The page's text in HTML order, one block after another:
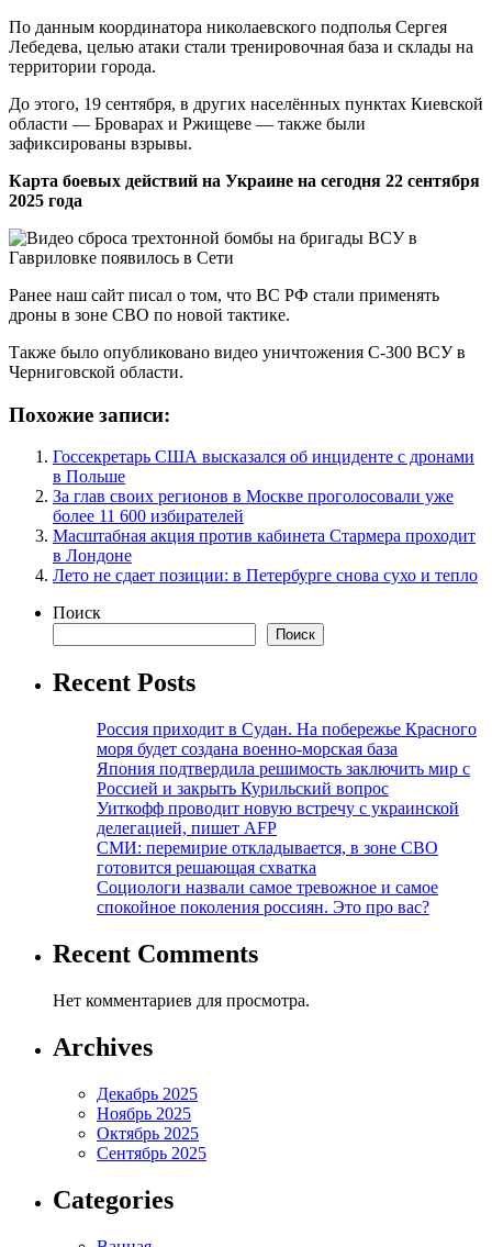
По данным координатора николаевского подполья Сергея
Лебедева, целью атаки стали тренировочная база и склады на
территории города.
До этого, 19 сентября, в других населённых пунктах Киевской
области — Броварах и Ржищеве — также были
зафиксированы взрывы.
Карта боевых действий на Украине на сегодня 22 сентября
2025 года
Ранее наш сайт писал о том, что ВС РФ стали применять
дроны в зоне СВО по новой тактике.
Также было опубликовано видео уничтожения С-300 ВСУ в
Черниговской области.
Похожие записи:
Госсекретарь США высказался об инциденте с дронами
в Польше
За глав своих регионов в Москве проголосовали уже
более 11 600 избирателей
Масштабная акция против кабинета Стармера проходит
в Лондоне
Лето не сдает позиции: в Петербурге снова сухо и тепло
Поиск
Поиск
Recent Posts
Россия приходит в Судан. На побережье Красного
моря будет создана военно-морская база
Япония подтвердила решимость заключить мир с
Россией и закрыть Курильский вопрос
Уиткофф проводит новую встречу с украинской
делегацией, пишет AFP
СМИ: перемирие откладывается, в зоне СВО
готовится решающая схватка
Социологи назвали самое тревожное и самое
спокойное поколения россиян. Это про вас?
Recent Comments
Нет комментариев для просмотра.
Archives
Декабрь 2025
Ноябрь 2025
Октябрь 2025
Сентябрь 2025
Categories